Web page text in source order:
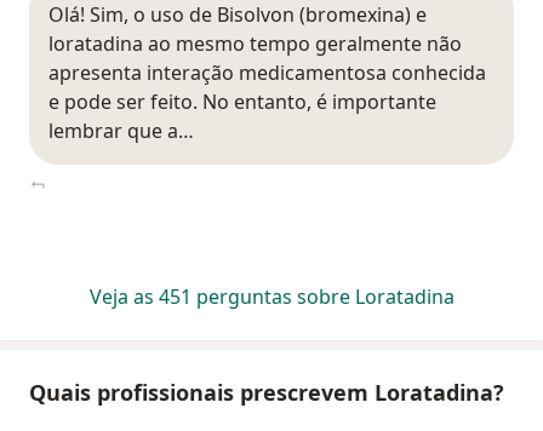
Olá! Sim, o uso de Bisolvon (bromexina) e
loratadina ao mesmo tempo geralmente não
apresenta interação medicamentosa conhecida
e pode ser feito. No entanto, é importante
lembrar que a…
Veja as 451 perguntas sobre Loratadina
Quais profissionais prescrevem Loratadina?